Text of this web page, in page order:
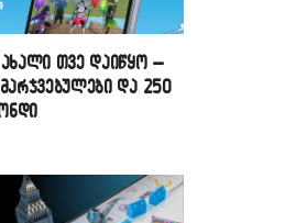
ახალი თვე დაიწყო –
და 250